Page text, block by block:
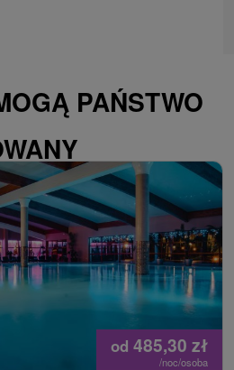
PAŃSTWO
od 485,30 zł
/noc/osoba